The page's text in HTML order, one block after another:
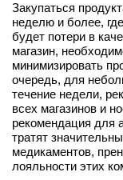
Закупаться
неделю и более,
будет потери в
магазин,
минимизировать
очередь, для
течение недели,
всех магазинов и
рекомендация для
тратят
медикаментов,
лояльности этих